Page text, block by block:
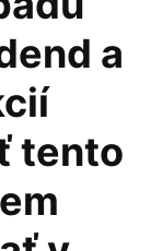
a
tento